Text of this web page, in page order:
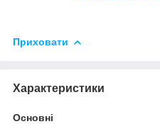
Приховати
Характеристики
Основні